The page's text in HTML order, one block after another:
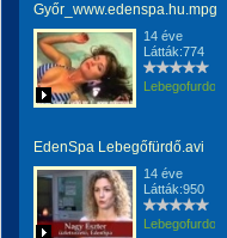
Győr_www.edenspa.hu.mpg
14 éve
Látták:774
Lebegofurdo
EdenSpa Lebegőfürdő.avi
14 éve
Látták:950
Lebegofurdo